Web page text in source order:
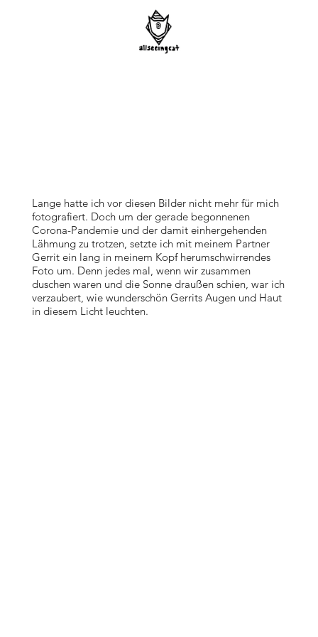
Lange hatte ich vor diesen Bilder nicht mehr für mich
fotografiert. Doch um der gerade begonnenen
Corona-Pandemie und der damit einhergehenden
Lähmung zu trotzen, setzte ich mit meinem Partner
Gerrit ein lang in meinem Kopf herumschwirrendes
Foto um. Denn jedes mal, wenn wir zusammen
duschen waren und die Sonne draußen schien, war ich
verzaubert, wie wunderschön Gerrits Augen und Haut
in diesem Licht leuchten.